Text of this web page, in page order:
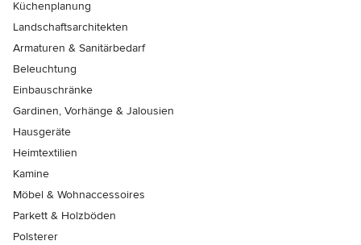
Küchenplanung
Landschaftsarchitekten
Armaturen & Sanitärbedarf
Beleuchtung
Einbauschränke
Gardinen, Vorhänge & Jalousien
Hausgeräte
Heimtextilien
Kamine
Möbel & Wohnaccessoires
Parkett & Holzböden
Polsterer